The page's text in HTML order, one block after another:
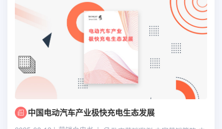
中国电动汽车产业极快充电生态发展